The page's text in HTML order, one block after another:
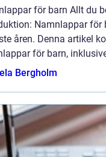
för barn Allt du
Namnlappar för
åren. Denna artikel
för barn,
Bergholm